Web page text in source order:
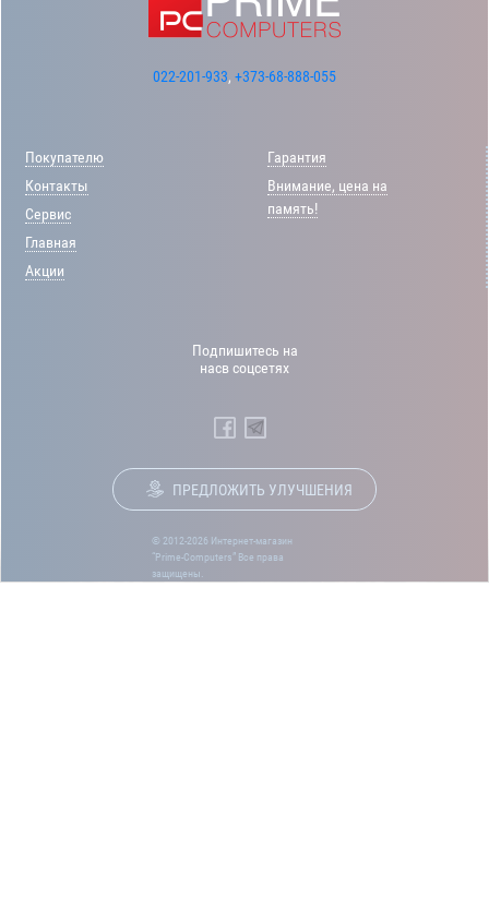
022-201-933, +373-68-888-055
Покупателю
Контакты
Сервис
Главная
Акции
Гарантия
Внимание, цена на
память!
Подпишитесь на
насв соцсетях
ПРЕДЛОЖИТЬ УЛУЧШЕНИЯ
© 2012-2026 Интернет-магазин
“Prime-Computers” Все права
защищены.